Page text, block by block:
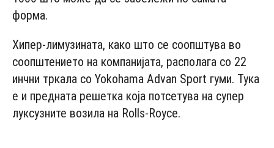
форма.
Хипер-лимузината, како што се соопштува во
соопштението на компанијата, располага со 22
инчни тркала со Yokohama Advan Sport гуми. Тука
е и предната решетка која потсетува на супер
луксузните возила на Rolls-Royce.